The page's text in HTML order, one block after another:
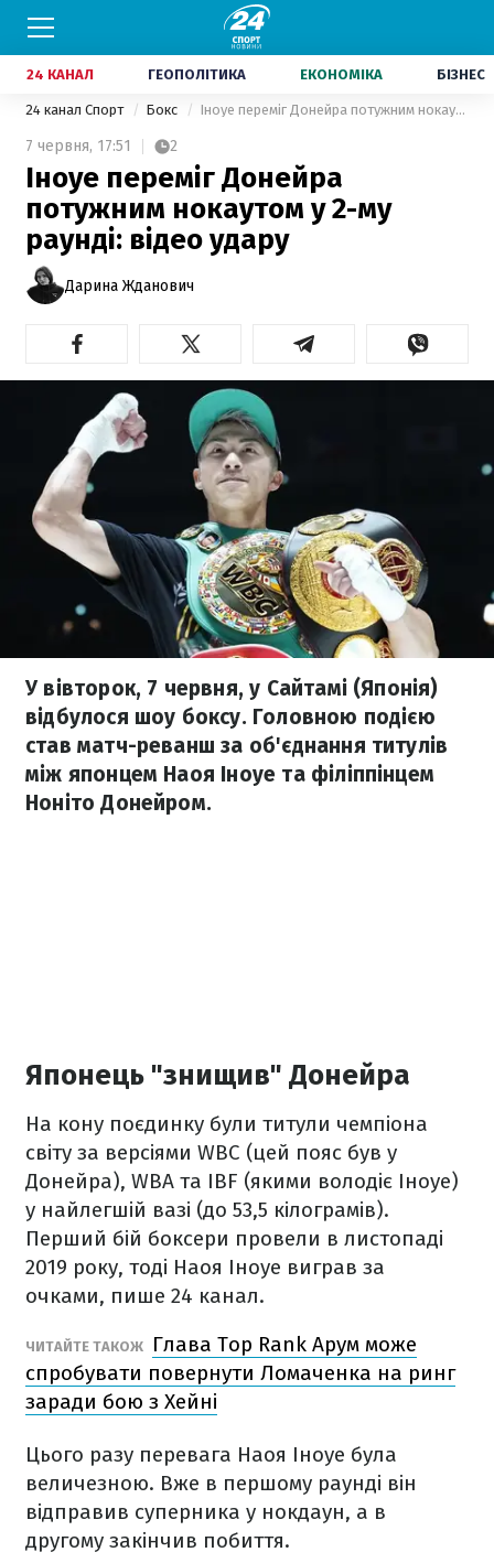
24 КАНАЛ ГЕОПОЛІТИКА ЕКОНОМІКА БІЗНЕС
24 канал Спорт Бокс Іноуе переміг Донейра потужним нокаутом у 2-му раунді: відео удару
7 червня, 17:51 2
Іноуе переміг Донейра
потужним нокаутом у 2-му
раунді: відео удару
Дарина Жданович
У вівторок, 7 червня, у Сайтамі (Японія)
відбулося шоу боксу. Головною подією
став матч-реванш за об'єднання титулів
між японцем Наоя Іноуе та філіппінцем
Ноніто Донейром.
Японець "знищив" Донейра
На кону поєдинку були титули чемпіона
світу за версіями WBC (цей пояс був у
Донейра), WBA та IBF (якими володіє Іноуе)
у найлегшій вазі (до 53,5 кілограмів).
Перший бій боксери провели в листопаді
2019 року, тоді Наоя Іноуе виграв за
очками, пише 24 канал.
ЧИТАЙТЕ ТАКОЖ
Глава Top Rank Арум може
спробувати повернути Ломаченка на ринг
заради бою з Хейні
Цього разу перевага Наоя Іноуе була
величезною. Вже в першому раунді він
відправив суперника у нокдаун, а в
другому закінчив побиття.